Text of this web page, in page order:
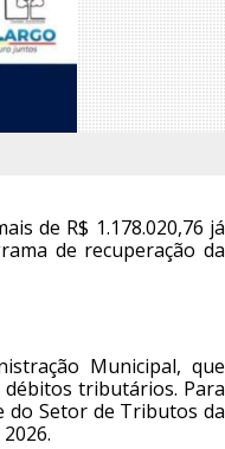
de R$ 1.178.020,76 já
de recuperação da
Municipal, que
tributários. Para
do Setor de Tributos da